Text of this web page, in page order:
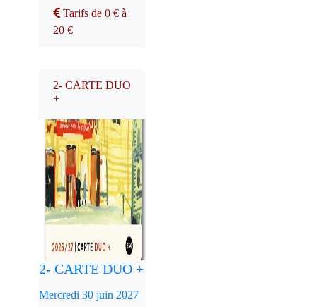
Tarifs de 0 € à
20 €
2- CARTE DUO
+
2- CARTE DUO +
Mercredi 30 juin 2027